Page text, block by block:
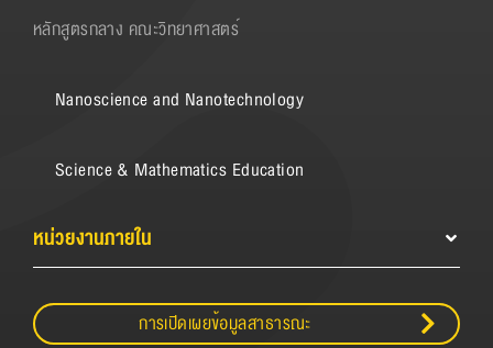
หลักสูตรกลาง คณะวิทยาศาสตร์
Nanoscience and Nanotechnology
Science & Mathematics Education
หน่วยงานภายใน
การเปิดเผยข้อมูลสาธารณะ